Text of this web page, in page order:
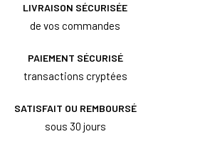
LIVRAISON SÉCURISÉE
de vos commandes
PAIEMENT SÉCURISÉ
transactions cryptées
SATISFAIT OU REMBOURSÉ
sous 30 jours